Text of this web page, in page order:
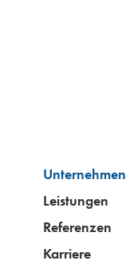
Unternehmen
Leistungen
Referenzen
Karriere